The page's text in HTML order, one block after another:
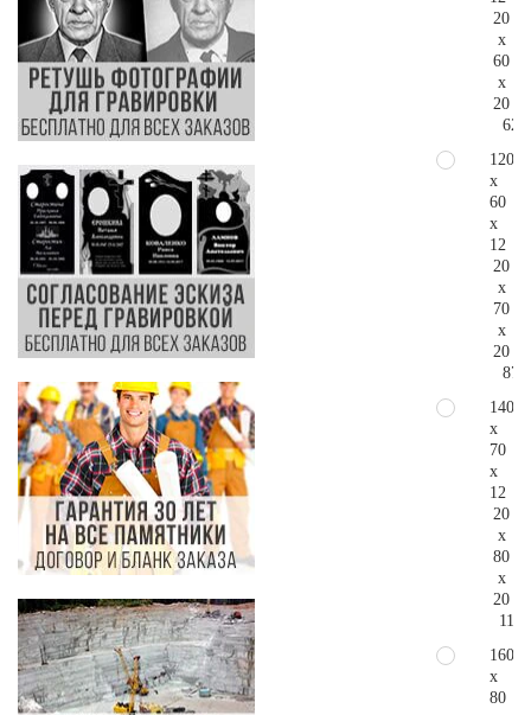
20
x
60
x
20
120
x
60
x
12
20
x
70
x
20
140
x
70
x
12
20
x
80
x
20
160
x
80